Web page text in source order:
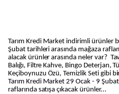
Tarım Kredi Market indirimli ürünler bugün satışa sunuldu. 29 Ocak 9
Şubat tarihleri arasında mağaza
alacak ürünler arasında neler var?
Balığı, Filtre Kahve, Bingo Deterjan,
Keçiboynuzu Özü, Temizlik Seti gibi
Tarım Kredi Market 29 Ocak - 9
raflarında satışa çıkacak ürünler...